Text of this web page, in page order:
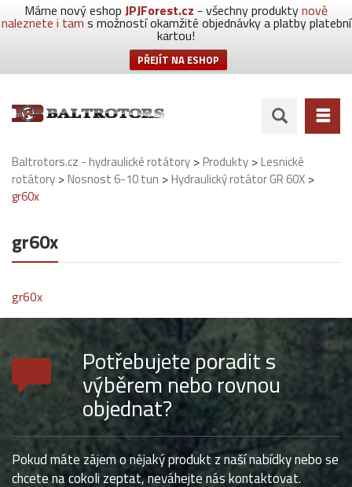
Máme nový eshop JPJForest.cz - všechny produktynově
naleznete i tams možností okamžité objednávky a platby platební
kartou!
PŘEJÍT NA ESHOP
Baltrotors.cz - hydraulické rotátory >Produkty >Lesnické
rotátory >Nosnost 6-10 tun >Hydraulický rotátor GR 60X >
gr60x
gr60x
gr60x
Potřebujete poradit s
výběrem nebo rovnou
objednat?
Pokud máte zájem o nějaký produkt z naší nabídky nebo se
chcete na cokoli zeptat, neváhejte nás kontaktovat.